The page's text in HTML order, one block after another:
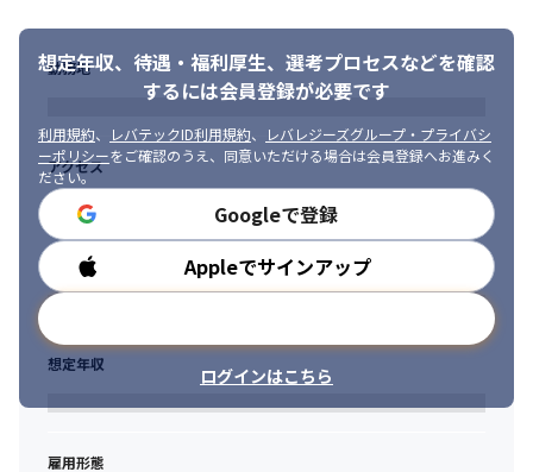
想定年収、待遇・福利厚生、 選考プロセスなどを確認
するには会員登録が必要です
利用規約、 レバテックID利用規約、
レバレジーズグループ・プライバシ
ーポリシーをご確認のうえ、同意いただける場合は会員登録へお進みく
ださい。
Googleで登録
Appleでサインアップ
ログインはこちら
勤務地
アクセス
勤務時間
想定年収
雇用形態